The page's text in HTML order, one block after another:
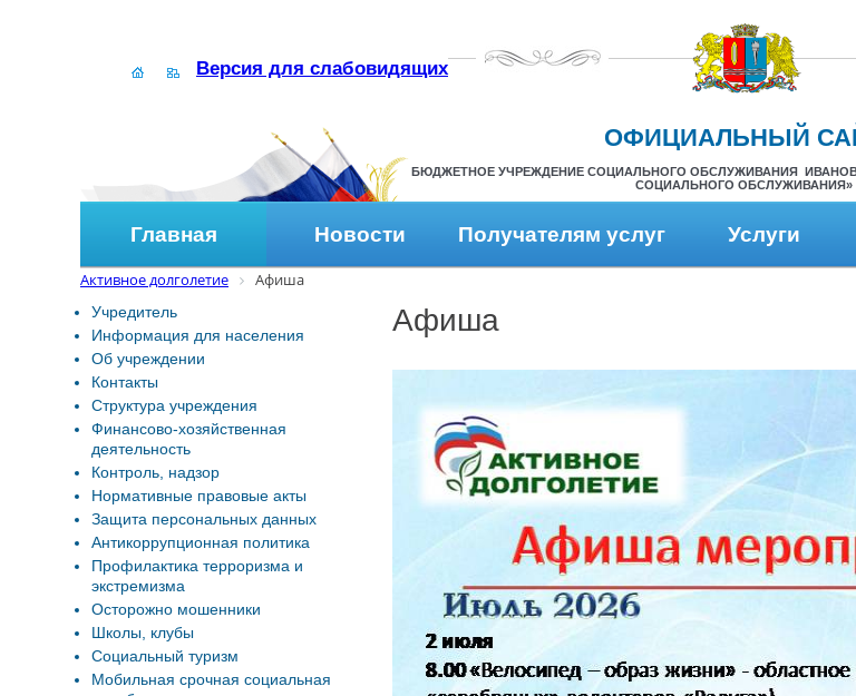
Версия для слабовидящих
ОФИЦИАЛЬНЫЙ
БЮДЖЕТНОЕ УЧРЕЖДЕНИЕ СОЦИАЛЬНОГО ОБСЛУЖИВАНИЯ
СОЦИАЛЬНОГО ОБСЛУЖИВАНИЯ»
Главная Новости Получателям услуг Услуги
Активное долголетие Афиша
Афиша
Учредитель
Информация для населения
Об учреждении
Контакты
Структура учреждения
Финансово-хозяйственная
деятельность
Контроль, надзор
Нормативные правовые акты
Защита персональных данных
Антикоррупционная политика
Профилактика терроризма и
экстремизма
Осторожно мошенники
Школы, клубы
Социальный туризм
Мобильная срочная социальная